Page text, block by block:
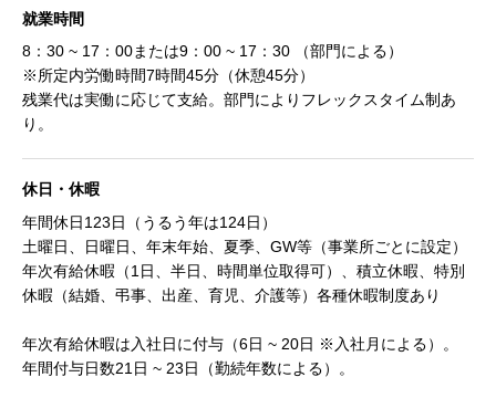
就業時間
8：30 ~ 17：00または9：00 ~ 17：30 （部門による）
※所定内労働時間7時間45分（休憩45分）
残業代は実働に応じて支給。部門によりフレックスタイム制あ
り。
休日・休暇
年間休日123日（うるう年は124日）
土曜日、日曜日、年末年始、夏季、GW等（事業所ごとに設定）
年次有給休暇（1日、半日、時間単位取得可）、積立休暇、特別
休暇（結婚、弔事、出産、育児、介護等）各種休暇制度あり
年次有給休暇は入社日に付与（6日 ~ 20日 ※入社月による）。
年間付与日数21日 ~ 23日（勤続年数による）。